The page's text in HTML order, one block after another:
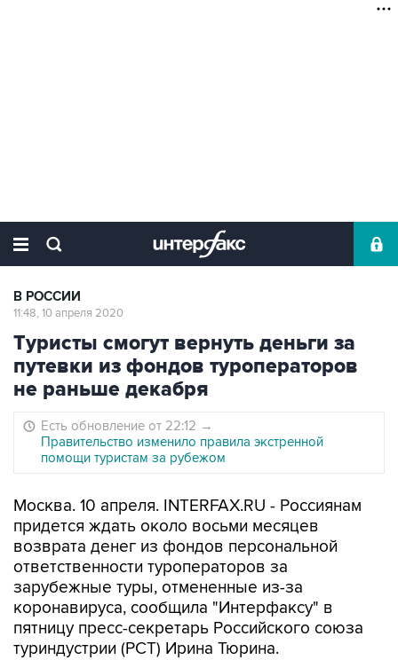
В РОССИИ
11:48, 10 апреля 2020
Туристы смогут вернуть деньги за
путевки из фондов туроператоров
не раньше декабря
Есть обновление от 22:12 →
Правительство изменило правила экстренной
помощи туристам за рубежом
Москва. 10 апреля. INTERFAX.RU - Россиянам
придется ждать около восьми месяцев
возврата денег из фондов персональной
ответственности туроператоров за
зарубежные туры, отмененные из-за
коронавируса, сообщила "Интерфаксу" в
пятницу пресс-секретарь Российского союза
туриндустрии (РСТ) Ирина Тюрина.